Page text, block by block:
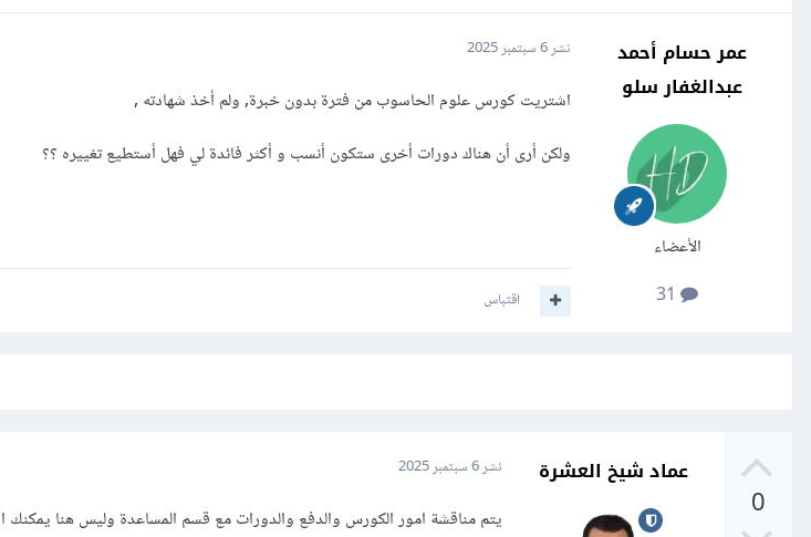
عمر حسام أحمد
عبدالغفار سلو
الأعضاء
نشر6 سبتمبر 2025
اشتريت كورس علوم الحاسوب من فترة بدون خبرة, ولم أخذ شهادته ,
ولكن أرى أن هناك دورات أخرى ستكون أنسب و أكثر فائدة لي فهل أستطيع تغييره ؟؟
اقتباس
0
عماد شيخ العشرة نشر6 سبتمبر 2025
يتم مناقشة امور الكورس والدفع والدورات مع قسم المساعدة وليس هنا